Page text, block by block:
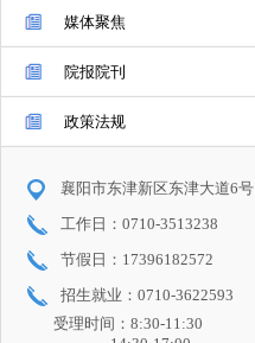
媒体聚焦
院报院刊
政策法规
襄阳市东津新区东津大道6号
工作日：0710-3513238
节假日：17396182572
招生就业：0710-3622593
受理时间：8:30-11:30